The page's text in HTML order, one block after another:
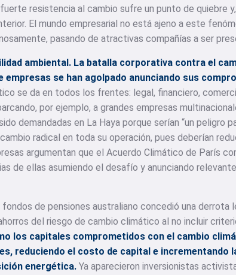
resistencia al cambio sufre un punto de quiebre
El mundo empresarial no está ajeno a este
pasando de atractivas compañías a ser
ambiental. La batalla corporativa contra el
empresas se han agolpado anunciando sus
se da en todos los frentes: legal, financiero,
por ejemplo, a grandes empresas
demandadas en La Haya porque serían “un peligro
radical en toda su operación, pues deberían
argumentan que el Acuerdo Climático de París
de ellas asumiendo el desafío y anunciando
de pensiones australiano concedió una derrota
del riesgo de cambio climático al no incluir
los capitales comprometidos con el cambio
reduciendo el costo de capital e incrementando
energética. Ya aparecieron inversionistas